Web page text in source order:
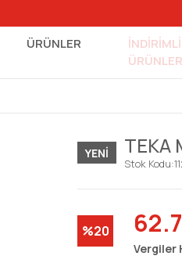
ÜRÜNLER
İNDİRİMLİ
ÜRÜNLER
YENI TEKA
Stok Kodu:
%20
Vergiler